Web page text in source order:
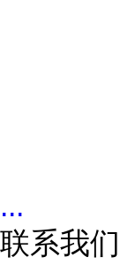
...
联系我们